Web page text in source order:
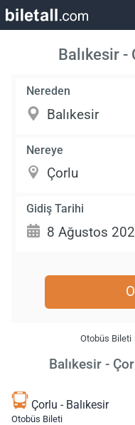
Balıkesir -
Nereden
Nereye
Gidiş Tarihi
Otobüs Bileti
Balıkesir -
Çorlu - Balıkesir
Otobüs Bileti